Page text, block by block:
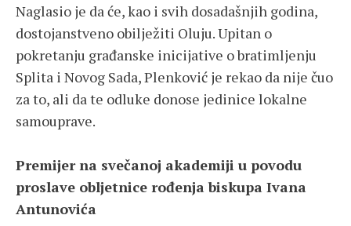
Naglasio je da će, kao i svih dosadašnjih godina,
dostojanstveno obilježiti Oluju. Upitan o
pokretanju građanske inicijative o bratimljenju
Splita i Novog Sada, Plenković je rekao da nije čuo
za to, ali da te odluke donose jedinice lokalne
samouprave.
Premijer na svečanoj akademiji u povodu
proslave obljetnice rođenja biskupa Ivana
Antunovića